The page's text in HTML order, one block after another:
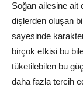
Soğan ailesine ait
dişlerden oluşan
sayesinde
birçok etkisi bu
tüketilebilen bu
daha fazla tercih